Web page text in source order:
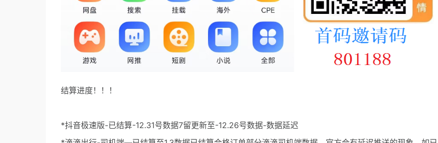
结算进度！！！
*抖音极速版-已结算-12.31号数据7留更新至-12.26号数据-数据延迟